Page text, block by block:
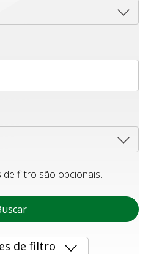
filtro são opcionais.
de filtro